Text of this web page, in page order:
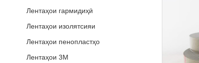
Лентаҳои гармидиҳӣ
Лентаҳои изолятсияи
электрикӣ
Лентаҳои пенопластҳо
Лентаҳои 3M